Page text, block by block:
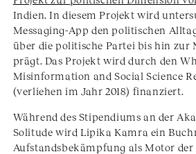
Indien. In diesem Projekt wird
Messaging-App den politischen
über die politische Partei bis hin zur
prägt. Das Projekt wird durch den
Misinformation and Social Science
(verliehen im Jahr 2018) finanziert.
Während des Stipendiums an der
Solitude wird Lipika Kamra ein
Aufstandsbekämpfung als Motor